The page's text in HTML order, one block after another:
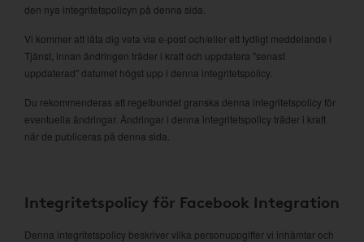
den nya integritetspolicyn på denna sida.
Vi kommer att låta dig veta via e-post och/eller ett tydligt meddelande i
Tjänst, innan ändringen träder i kraft och uppdatera "senast
uppdaterad" datumet högst upp i denna integritetspolicy.
Du rekommenderas att regelbundet granska denna integritetspolicy för
eventuella ändringar. Ändringar i denna integritetspolicy träder i kraft
när de publiceras på denna sida.
Integritetspolicy för Facebook Integration
Denna integritetspolicy beskriver vilka personuppgifter vi inhämtar och